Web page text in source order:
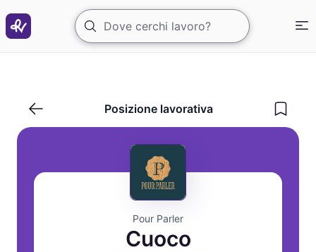
Cuoco per Ristorante Pizzeria
Posizione lavorativa
Pour Parler
Cuoco